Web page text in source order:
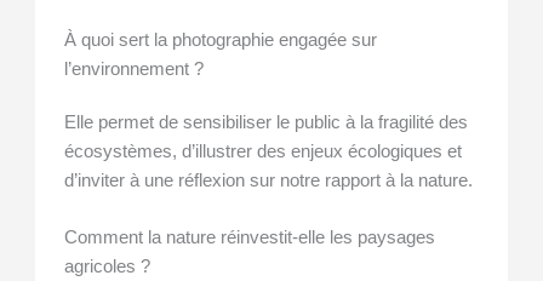
À quoi sert la photographie engagée sur
l’environnement ?
Elle permet de sensibiliser le public à la fragilité des
écosystèmes, d’illustrer des enjeux écologiques et
d’inviter à une réflexion sur notre rapport à la nature.
Comment la nature réinvestit-elle les paysages
agricoles ?